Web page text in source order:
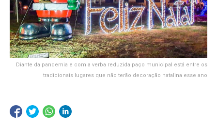
Diante da pandemia e com a verba reduzida paço municipal está entre os
tradicionais lugares que não terão decoração natalina esse ano